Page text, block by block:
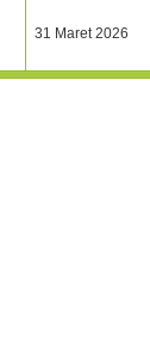
31 Maret 2026